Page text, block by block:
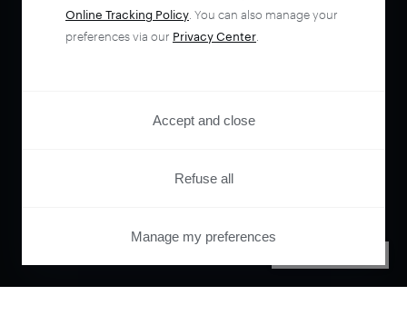
Online Tracking Policy . You can also manage your
preferences via our Privacy Center
Accept and close
Refuse all
Manage my preferences